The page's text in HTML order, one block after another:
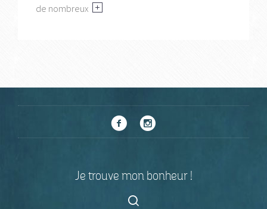
de nombreux
Je trouve mon bonheur !